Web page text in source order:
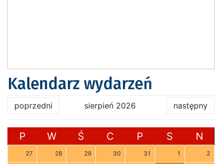
Kalendarz wydarzeń
poprzedni sierpień 2026 następny
P W Ś C P S N
27 28 29 30 31 1 2